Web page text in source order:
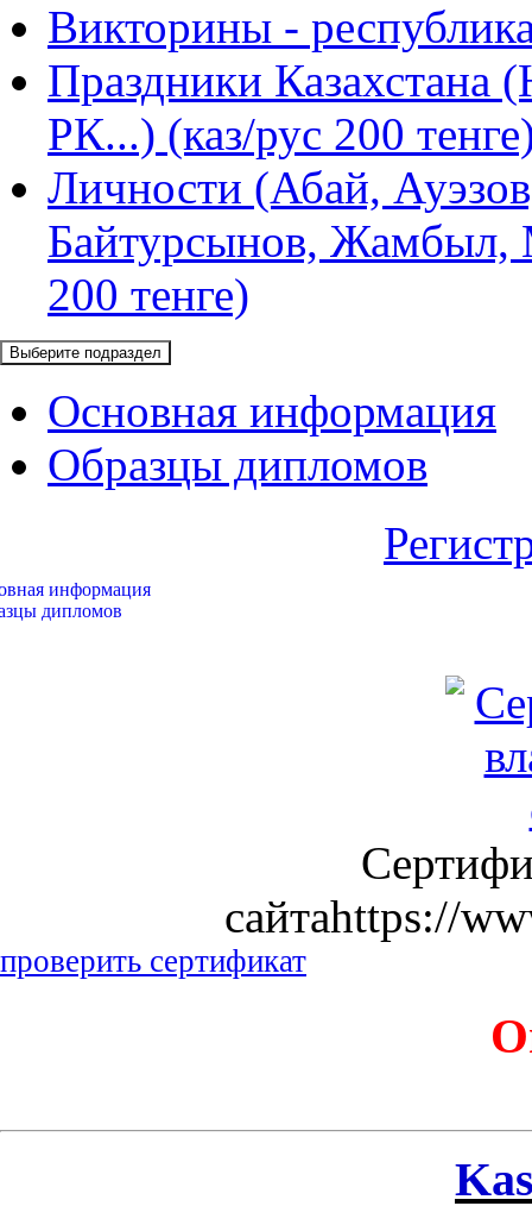
Викторины -
Праздники Казахстана
РК...) (каз/рус 200
Личности (Абай,
Байтурсынов, Жамбыл,
200 тенге)
Выберите подраздел
Основная информация
Образцы дипломов
информация
дипломов
сайтаhttps://
проверить сертификат